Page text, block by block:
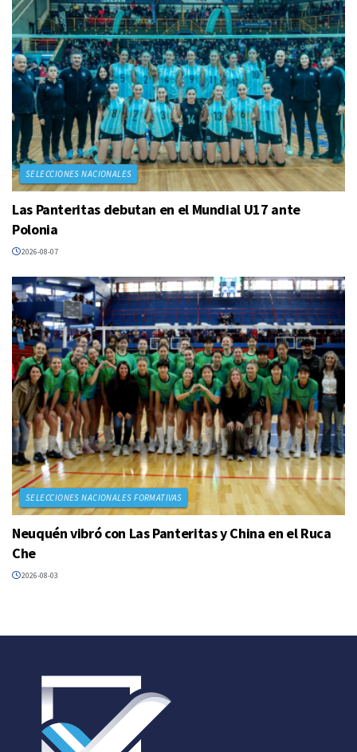
SELECCIONES NACIONALES
Las Panteritas debutan en el Mundial U17 ante
Polonia
2026-08-07
SELECCIONES NACIONALES FORMATIVAS
Neuquén vibró con Las Panteritas y China en el Ruca
Che
2026-08-03